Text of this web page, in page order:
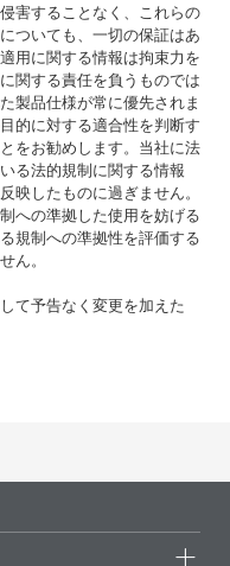
害することなく、これらの
ついても、一切の保証はあ
用に関する情報は拘束力を
関する責任を負うものでは
製品仕様が常に優先されま
的に対する適合性を判断す
をお勧めします。当社に法
る法的規制に関する情報
映したものに過ぎません。
への準拠した使用を妨げる
規制への準拠性を評価する
ん。
て予告なく変更を加えた